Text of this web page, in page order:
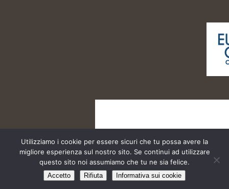
Cinema Teatro Boiardo @2013 | All Rights Reserved
Utilizziamo i cookie per essere sicuri che tu possa avere la
migliore esperienza sul nostro sito. Se continui ad utilizzare
questo sito noi assumiamo che tu ne sia felice.
Accetto Rifiuta Informativa sui cookie